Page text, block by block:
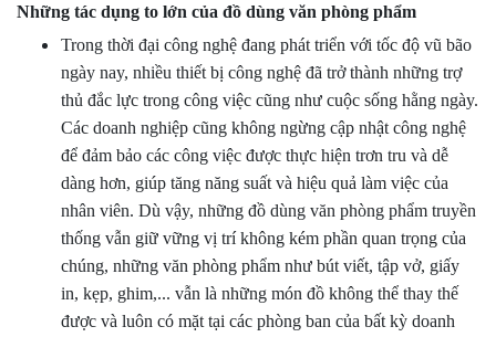
Những tác dụng to lớn của đồ dùng văn phòng phẩm
Trong thời đại công nghệ đang phát triển với tốc độ vũ bão
ngày nay, nhiều thiết bị công nghệ đã trở thành những trợ
thủ đắc lực trong công việc cũng như cuộc sống hằng ngày.
Các doanh nghiệp cũng không ngừng cập nhật công nghệ
để đảm bảo các công việc được thực hiện trơn tru và dễ
dàng hơn, giúp tăng năng suất và hiệu quả làm việc của
nhân viên. Dù vậy, những đồ dùng văn phòng phẩm truyền
thống vẫn giữ vững vị trí không kém phần quan trọng của
chúng, những văn phòng phẩm như bút viết, tập vở, giấy
in, kẹp, ghim,... vẫn là những món đồ không thể thay thế
được và luôn có mặt tại các phòng ban của bất kỳ doanh